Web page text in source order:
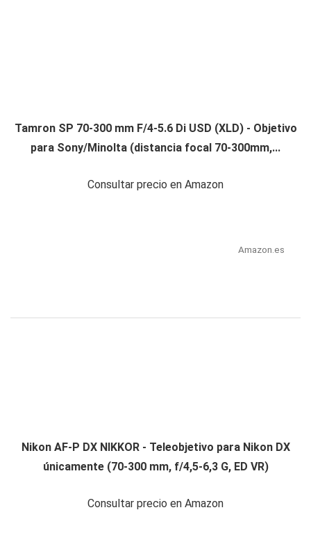
Tamron SP 70-300 mm F/4-5.6 Di USD (XLD) - Objetivo
para Sony/Minolta (distancia focal 70-300mm,...
Consultar precio en Amazon
Amazon.es
Nikon AF-P DX NIKKOR - Teleobjetivo para Nikon DX
únicamente (70-300 mm, f/4,5-6,3 G, ED VR)
Consultar precio en Amazon